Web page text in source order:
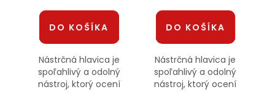
DO KOŠÍKA
Nástrčná hlavica je
spoľahlivý a odolný
nástroj, ktorý ocení
DO KOŠÍKA
Nástrčná hlavica je
spoľahlivý a odolný
nástroj, ktorý ocení